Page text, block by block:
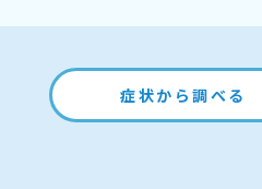
症状から調べる